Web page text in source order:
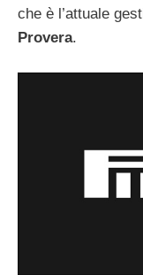
che è l’attuale
Provera.